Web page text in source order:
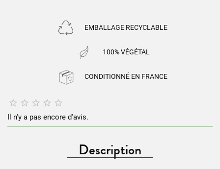
EMBALLAGE RECYCLABLE
100% VÉGÉTAL
CONDITIONNÉ EN FRANCE
    
Il n'y a pas encore d'avis.
Description